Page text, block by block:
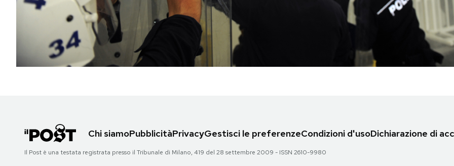
I MIEI PREFERITI
SHOP
AREA PERSONALE
Chi siamoPubblicitàPrivacyGestisci le preferenzeCondizioni d'usoDichiarazione di
Il Post è una testata registrata presso il Tribunale di Milano, 419 del 28 settembre 2009 - ISSN 2610-9980